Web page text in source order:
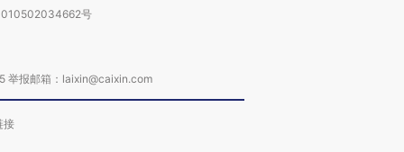
号
举报邮箱：laixin@caixin.com
接